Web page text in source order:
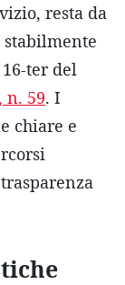
resta da
ter del
n. 59. I
chiare e